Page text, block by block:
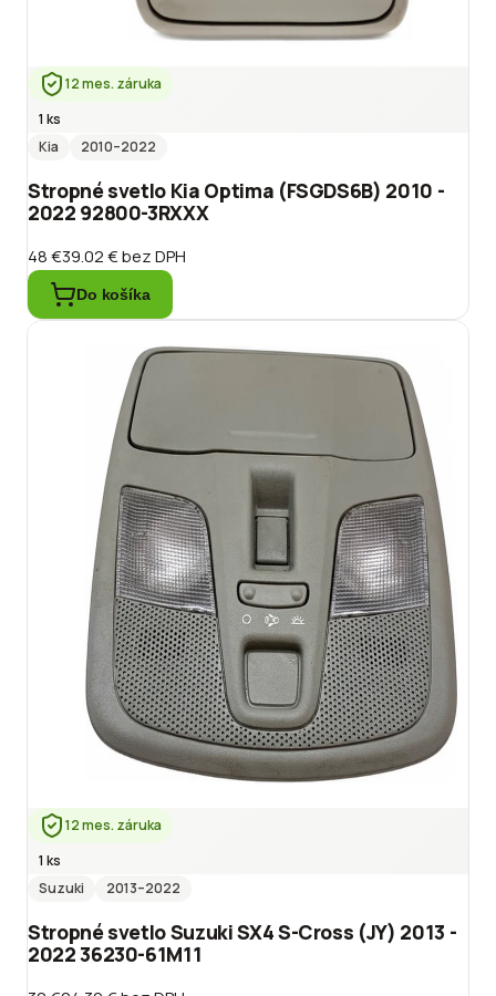
12 mes. záruka
1 ks
Kia
2010–2022
Stropné svetlo Kia Optima (FSGDS6B) 2010 -
2022 92800-3RXXX
48 €39.02 €bez DPH
Do košíka
12 mes. záruka
1 ks
Suzuki
2013–2022
Stropné svetlo Suzuki SX4 S-Cross (JY) 2013 -
2022 36230-61M11